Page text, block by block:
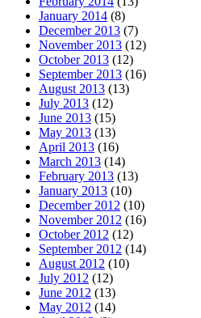
January 2014 (8)
December 2013 (7)
November 2013 (12)
October 2013 (12)
September 2013 (16)
August 2013 (13)
July 2013 (12)
June 2013 (15)
May 2013 (13)
April 2013 (16)
March 2013 (14)
February 2013 (13)
January 2013 (10)
December 2012 (10)
November 2012 (16)
October 2012 (12)
September 2012 (14)
August 2012 (10)
July 2012 (12)
June 2012 (13)
May 2012 (14)